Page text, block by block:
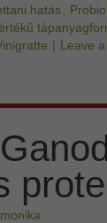
hatás,
Leave
monika